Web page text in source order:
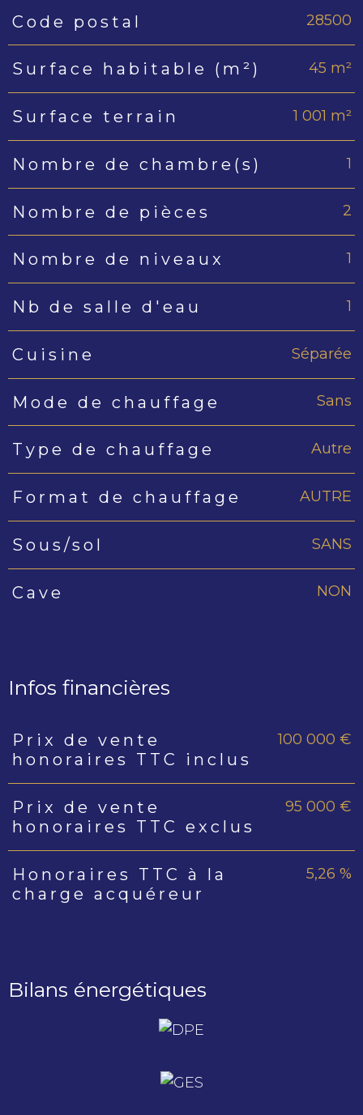
Caractéristiques
Code postal 28500
Surface habitable (m²) 45 m²
Surface terrain 1 001 m²
Nombre de chambre(s) 1
Nombre de pièces 2
Nombre de niveaux 1
Nb de salle d'eau 1
Cuisine Séparée
Mode de chauffage Sans
Type de chauffage Autre
Format de chauffage AUTRE
Sous/sol SANS
Cave NON
Infos financières
Caractéristiques Valeurs
Prix de vente
honoraires TTC inclus
100 000 €
Prix de vente
honoraires TTC exclus
95 000 €
Honoraires TTC à la
charge acquéreur
5,26 %
Bilans énergétiques